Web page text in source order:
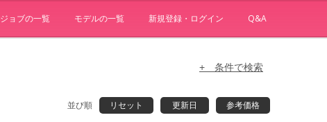
ジョブの一覧 モデルの一覧 新規登録・ログイン Q&A
+ 条件で検索
並び順 リセット 更新日 参考価格